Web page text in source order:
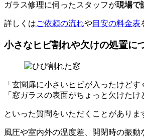
ガラス修理に伺ったスタッフが現場で
詳しくはご依頼の流れや目安の料金表
小さなヒビ割れや欠けの処置に
「玄関扉に小さいヒビが入ったけどす
「窓ガラスの表面がちょっと欠けた
といった質問をいただくことがありま
風圧や室内外の温度差、開閉時の振動